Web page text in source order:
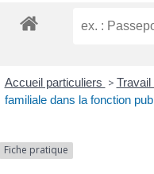
Accueil particuliers >
familiale dans la fonction
Fiche pratique